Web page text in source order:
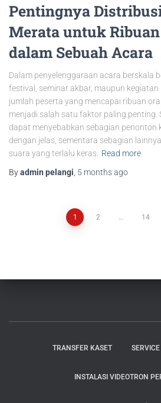
Pentingnya
Merata untuk
dalam Sebuah Acara
Dalam penyelenggaraan acara berskala
festival, seminar akbar, maupun
jumlah peserta yang mencapai ribuan
menjadi salah satu faktor paling penting.
dapat menyebabkan sebagian penonton
dengan jelas, sementara sebagian
suara yang terlalu keras. Read more
Byadmin pelangi 5 monthsago
1 2 … 14
TRANSFER KASET
INSTALASI VIDEOTRON